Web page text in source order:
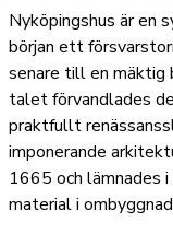
Nyköpingshus är en
början ett
senare till en mäktig
talet förvandlades
praktfullt
imponerande
1665 och lämnades
material i